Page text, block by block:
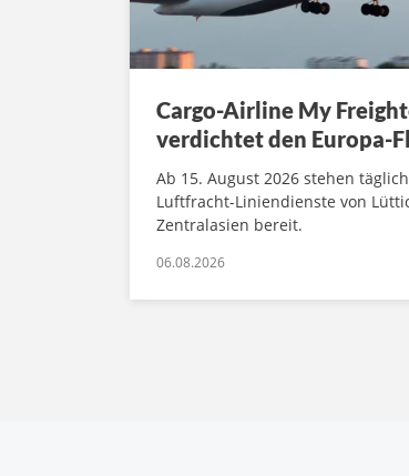
Cargo-Airline My
verdichtet den Europa-
Ab 15. August 2026 stehen
Luftfracht-Liniendienste von
Zentralasien bereit.
06.08.2026